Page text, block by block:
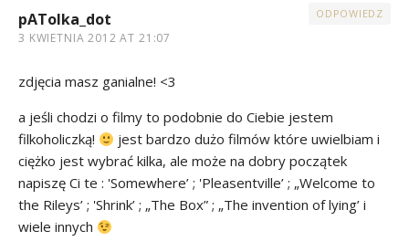
pATolka_dot
3 KWIETNIA 2012 AT 21:07
ODPOWIEDZ
zdjęcia masz ganialne! <3
a jeśli chodzi o filmy to podobnie do Ciebie jestem
filkoholiczką!
jest bardzo dużo filmów które uwielbiam i
ciężko jest wybrać kilka, ale może na dobry początek
napiszę Ci te : 'Somewhere’ ; 'Pleasentville’ ; „Welcome to
the Rileys’ ; 'Shrink’ ; „The Box” ; „The invention of lying’ i
wiele innych